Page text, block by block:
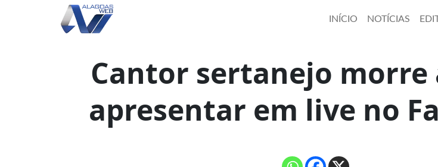
INÍCIO NOTÍCIAS
Cantor sertanejo morre
apresentar em live no